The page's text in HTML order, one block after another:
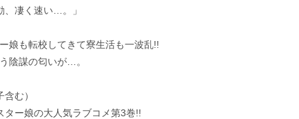
、凄く速い…。」
娘も転校してきて寮生活も一波乱!!
陰謀の匂いが…。
む）
ー娘の大人気ラブコメ第3巻!!